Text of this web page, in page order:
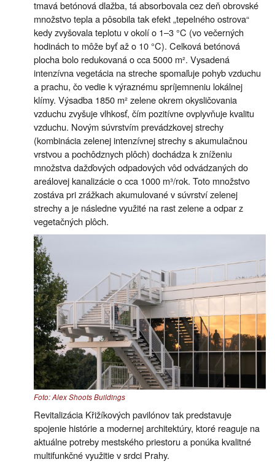
tmavá betónová dlažba, tá absorbovala cez deň obrovské
množstvo tepla a pôsobila tak efekt „tepelného ostrova“
kedy zvyšovala teplotu v okolí o 1–3 °C (vo večerných
hodinách to môže byť až o 10 °C). Celková betónová
plocha bolo redukovaná o cca 5000 m². Vysadená
intenzívna vegetácia na streche spomaľuje pohyb vzduchu
a prachu, čo vedie k výraznému spríjemneniu lokálnej
klímy. Výsadba 1850 m² zelene okrem okysličovania
vzduchu zvyšuje vlhkosť, čím pozitívne ovplyvňuje kvalitu
vzduchu. Novým súvrstvím prevádzkovej strechy
(kombinácia zelenej intenzívnej strechy s akumulačnou
vrstvou a pochôdznych plôch) dochádza k zníženiu
množstva dažďových odpadových vôd odvádzaných do
areálovej kanalizácie o cca 1000 m³/rok. Toto množstvo
zostáva pri zrážkach akumulované v súvrství zelenej
strechy a je následne využité na rast zelene a odpar z
vegetačných plôch.
Foto: Alex Shoots Buildings
Revitalizácia Křižíkových pavilónov tak predstavuje
spojenie histórie a modernej architektúry, ktoré reaguje na
aktuálne potreby mestského priestoru a ponúka kvalitné
multifunkčné využitie v srdci Prahy.